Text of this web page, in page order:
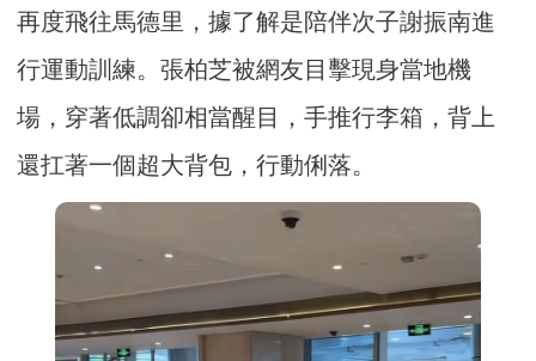
再度飛往馬德里，據了解是陪伴次子謝振南進
行運動訓練。張柏芝被網友目擊現身當地機
場，穿著低調卻相當醒目，手推行李箱，背上
還扛著一個超大背包，行動俐落。